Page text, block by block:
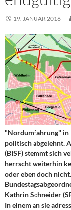
19. JANUAR 2016
"Nordumfahrung" in
politisch abgelehnt.
(BISF) stemmt sich
herrscht weiterhin
oder eben doch
Kathrin Schneider
In einem an sie